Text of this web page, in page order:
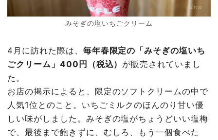
みそぎの塩いちごクリーム
4月に訪れた際は、 毎年春限定の「みそぎの塩いち
ごクリーム」400円（税込） が販売されていまし
た。
お店の掲示によると、限定のソフトクリームの中で
人気1位とのこと。いちごミルクのほんのり甘い優
しい味がしました。みそぎの塩がちょうどいい塩梅
で、最後まで飽きずに、むしろ、もう一個食べた